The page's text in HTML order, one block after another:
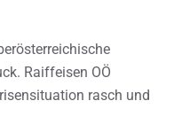
Raiffeisen OÖ
rasch und